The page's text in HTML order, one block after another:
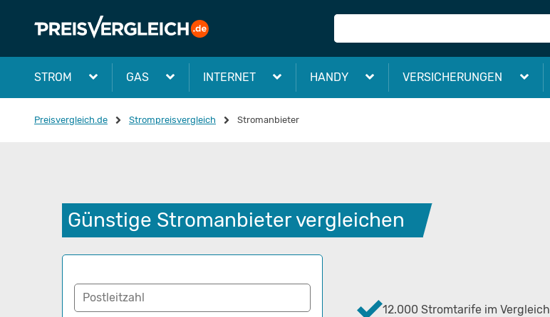
STROM GAS INTERNET HANDY VERSICHERUNGEN
Preisvergleich.de Strompreisvergleich Stromanbieter
Günstige Stromanbieter vergleichen
Postleitzahl
12.000 Stromtarife im Vergleich